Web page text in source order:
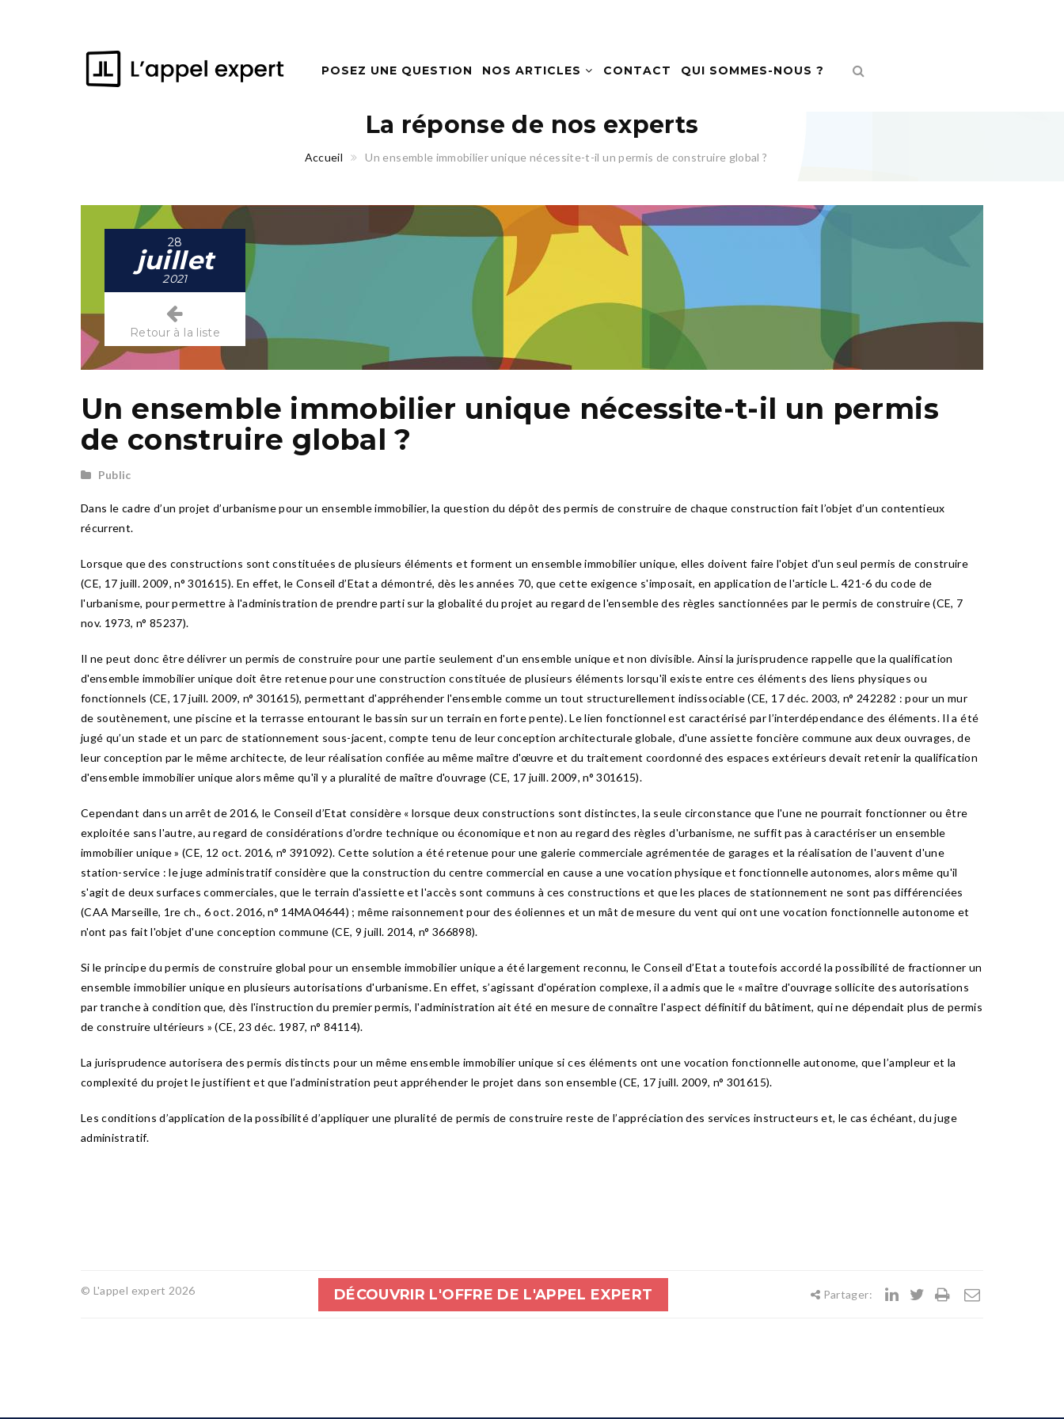
POSEZ UNE QUESTION NOS ARTICLES CONTACT QUI SOMMES-NOUS ?
La réponse de nos experts
Accueil Un ensemble immobilier unique nécessite-t-il un permis de construire global ?
28
juillet
2021
Retour à la liste
Un ensemble immobilier unique nécessite-t-il un permis
de construire global ?
Public
Dans le cadre d’un projet d’urbanisme pour un ensemble immobilier, la question du dépôt des permis de construire de chaque construction fait l’objet d’un contentieux
récurrent.
Lorsque que des constructions sont constituées de plusieurs éléments et forment un ensemble immobilier unique, elles doivent faire l'objet d'un seul permis de construire
(CE, 17 juill. 2009, n° 301615). En effet, le Conseil d’Etat a démontré, dès les années 70, que cette exigence s'imposait, en application de l'article L. 421-6 du code de
l'urbanisme, pour permettre à l'administration de prendre parti sur la globalité du projet au regard de l'ensemble des règles sanctionnées par le permis de construire (CE, 7
nov. 1973, n° 85237).
Il ne peut donc être délivrer un permis de construire pour une partie seulement d'un ensemble unique et non divisible. Ainsi la jurisprudence rappelle que la qualification
d'ensemble immobilier unique doit être retenue pour une construction constituée de plusieurs éléments lorsqu'il existe entre ces éléments des liens physiques ou
fonctionnels (CE, 17 juill. 2009, n° 301615), permettant d'appréhender l'ensemble comme un tout structurellement indissociable (CE, 17 déc. 2003, n° 242282 : pour un mur
de soutènement, une piscine et la terrasse entourant le bassin sur un terrain en forte pente). Le lien fonctionnel est caractérisé par l’interdépendance des éléments. Il a été
jugé qu’un stade et un parc de stationnement sous-jacent, compte tenu de leur conception architecturale globale, d'une assiette foncière commune aux deux ouvrages, de
leur conception par le même architecte, de leur réalisation confiée au même maître d'œuvre et du traitement coordonné des espaces extérieurs devait retenir la qualification
d'ensemble immobilier unique alors même qu'il y a pluralité de maître d'ouvrage (CE, 17 juill. 2009, n° 301615).
Cependant dans un arrêt de 2016, le Conseil d’Etat considère « lorsque deux constructions sont distinctes, la seule circonstance que l'une ne pourrait fonctionner ou être
exploitée sans l'autre, au regard de considérations d'ordre technique ou économique et non au regard des règles d'urbanisme, ne suffit pas à caractériser un ensemble
immobilier unique » (CE, 12 oct. 2016, n° 391092). Cette solution a été retenue pour une galerie commerciale agrémentée de garages et la réalisation de l'auvent d'une
station-service : le juge administratif considère que la construction du centre commercial en cause a une vocation physique et fonctionnelle autonomes, alors même qu'il
s'agit de deux surfaces commerciales, que le terrain d'assiette et l'accès sont communs à ces constructions et que les places de stationnement ne sont pas différenciées
(CAA Marseille, 1re ch., 6 oct. 2016, n° 14MA04644) ; même raisonnement pour des éoliennes et un mât de mesure du vent qui ont une vocation fonctionnelle autonome et
n'ont pas fait l'objet d'une conception commune (CE, 9 juill. 2014, n° 366898).
Si le principe du permis de construire global pour un ensemble immobilier unique a été largement reconnu, le Conseil d’Etat a toutefois accordé la possibilité de fractionner un
ensemble immobilier unique en plusieurs autorisations d'urbanisme. En effet, s’agissant d'opération complexe, il a admis que le « maître d'ouvrage sollicite des autorisations
par tranche à condition que, dès l'instruction du premier permis, l'administration ait été en mesure de connaître l'aspect définitif du bâtiment, qui ne dépendait plus de permis
de construire ultérieurs » (CE, 23 déc. 1987, n° 84114).
La jurisprudence autorisera des permis distincts pour un même ensemble immobilier unique si ces éléments ont une vocation fonctionnelle autonome, que l’ampleur et la
complexité du projet le justifient et que l’administration peut appréhender le projet dans son ensemble (CE, 17 juill. 2009, n° 301615).
Les conditions d’application de la possibilité d’appliquer une pluralité de permis de construire reste de l’appréciation des services instructeurs et, le cas échéant, du juge
administratif.
© L'appel expert 2026 Partager:
DÉCOUVRIR L'OFFRE DE L'APPEL EXPERT